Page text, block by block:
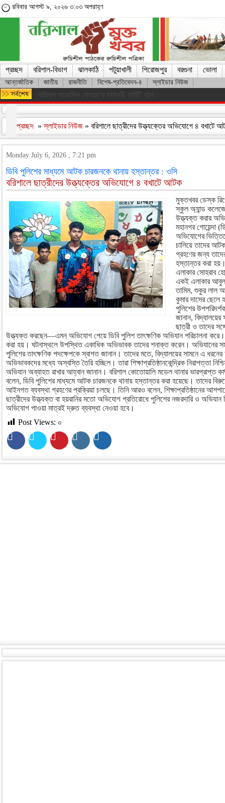
রবিবার আগস্ট ৯, ২০২৬ ৩:০৩ অপরাহ্ণ
প্রচ্ছদ বরিশাল-বিভাগ ঝালকাঠি পটুয়াখালী পিরোজপুর বরগুনা ভোলা
আন্তর্জাতিক জাতীয় রাজনীতি বিশেষ-প্রতিবেদন-৪ স্লাইডার নিউজ
প্রচ্ছদ »স্লাইডার নিউজ » বরিশালে ছাত্রীদের উত্ত্যক্তের অভিযোগে ৪ বখাটে
Monday July 6, 2026 , 7:21 pm
ডিবি পুলিশের মাধ্যমে আটক চারজনকে থানায় হস্তান্তর : ওসি
বরিশালে ছাত্রীদের উত্ত্যক্তের অভিযোগে ৪ বখাটে আটক
মুক্তখবর ডেস্ক
স্কুল অ্যান্ড
উত্ত্যক্ত করার
মহানগর গোয়েন্দা
অভিযোগের
চালিয়ে তাদের
গ্রহণের জন্য
হস্তান্তর করা
এলাকার সোহরাব
একই এলাকার
তামিম, শুকুর লাল
কুমার দাসের ছেলে
পুলিশের
জানান,
ছাত্রী ও তাদের
উত্ত্যক্ত করছেন—এমন অভিযোগ পেয়ে ডিবি পুলিশ তাৎক্ষণিক অভিযান পরিচালনা
করা হয়। ঘটনাস্থলে উপস্থিত একাধিক অভিভাবক তাদের শনাক্ত করেন।
পুলিশের তাৎক্ষণিক পদক্ষেপকে স্বাগত জানান। তাদের মতে, বিদ্যালয়ের সামনে এ ধরনের
অভিভাবকদের মধ্যে অস্বস্তি তৈরি হচ্ছিল। তারা শিক্ষাপ্রতিষ্ঠানকেন্দ্রিক নিরাপত্তা
অভিযান অব্যাহত রাখার আহ্বান জানান। বরিশাল কোতোয়ালি মডেল থানার ভারপ্রাপ্ত
বলেন, ডিবি পুলিশের মাধ্যমে আটক চারজনকে থানায় হস্তান্তর করা হয়েছে। তাদের
আইনগত ব্যবস্থা গ্রহণের প্রক্রিয়া চলছে। তিনি আরও বলেন, শিক্ষাপ্রতিষ্ঠানের
ছাত্রীদের উত্ত্যক্ত বা হয়রানির মতো অভিযোগ প্রতিরোধে পুলিশের নজরদারি ও
অভিযোগ পাওয়া মাত্রই দ্রুত ব্যবস্থা নেওয়া হবে।
Post Views: ০